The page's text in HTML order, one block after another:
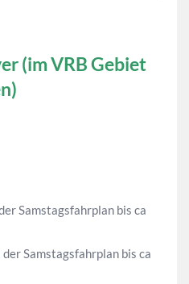
(im VRB Gebiet
Samstagsfahrplan bis ca
Samstagsfahrplan bis ca